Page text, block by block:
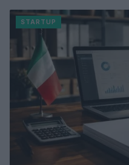
STARTUP